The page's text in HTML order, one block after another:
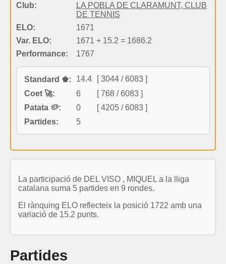
Club:
LA POBLA DE CLARAMUNT, CLUB
DE TENNIS
ELO:
1671
Var. ELO:
1671 + 15.2 = 1686.2
Performance:
1767
Standard ♚: 14.4
[ 3044 / 6083 ]
Coet 🚀:
6
[ 768 / 6083 ]
Patata 🥔:
0
[ 4205 / 6083 ]
Partides:
5
La participació de DEL VISO , MIQUEL a la lliga
catalana suma 5 partides en 9 rondes.
El rànquing ELO reflecteix la posició 1722 amb una
variació de 15.2 punts.
Partides